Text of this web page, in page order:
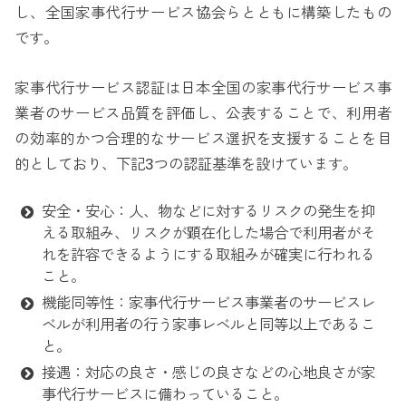
し、全国家事代行サービス協会らとともに構築したもの
です。
家事代行サービス認証は日本全国の家事代行サービス事
業者のサービス品質を評価し、公表することで、利用者
の効率的かつ合理的なサービス選択を支援することを目
的としており、下記3つの認証基準を設けています。
安全・安心：人、物などに対するリスクの発生を抑
える取組み、リスクが顕在化した場合で利用者がそ
れを許容できるようにする取組みが確実に行われる
こと。
機能同等性：家事代行サービス事業者のサービスレ
ベルが利用者の行う家事レベルと同等以上であるこ
と。
接遇：対応の良さ・感じの良さなどの心地良さが家
事代行サービスに備わっていること。